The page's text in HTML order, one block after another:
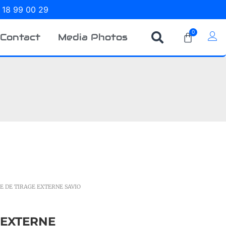
99 00 29
Contact Media Photos 0
DE TIRAGE EXTERNE SAVIO